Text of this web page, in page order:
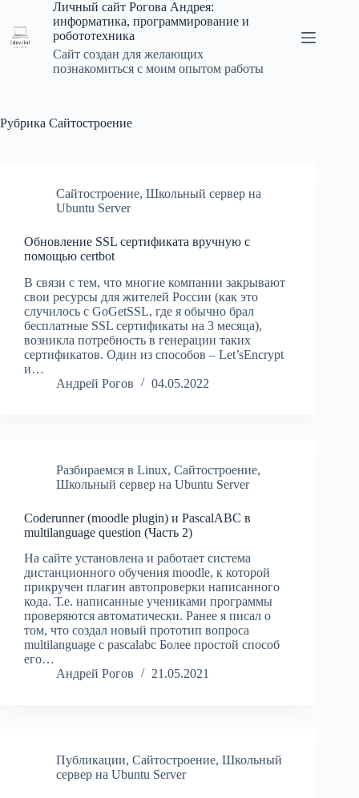
сути
Личный сайт Рогова Андрея:
информатика, программирование и
робототехника
Сайт создан для желающих
познакомиться с моим опытом работы
Рубрика Сайтостроение
Сайтостроение, Школьный сервер на
Ubuntu Server
Обновление SSL сертификата вручную с
помощью certbot
В связи с тем, что многие компании закрывают
свои ресурсы для жителей России (как это
случилось с GoGetSSL, где я обычно брал
бесплатные SSL сертификаты на 3 месяца),
возникла потребность в генерации таких
сертификатов. Один из способов – Let’sEncrypt
и…
Андрей Рогов
04.05.2022
Разбираемся в Linux, Сайтостроение,
Школьный сервер на Ubuntu Server
Coderunner (moodle plugin) и PascalABC в
multilanguage question (Часть 2)
На сайте установлена и работает система
дистанционного обучения moodle, к которой
прикручен плагин автопроверки написанного
кода. Т.е. написанные учениками программы
проверяются автоматически. Ранее я писал о
том, что создал новый прототип вопроса
multilanguage с pascalabc Более простой способ
его…
Андрей Рогов
21.05.2021
Публикации, Сайтостроение, Школьный
сервер на Ubuntu Server